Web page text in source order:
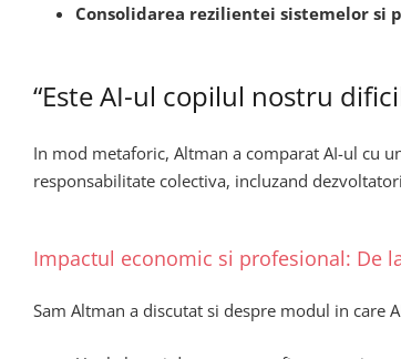
Consolidarea rezilientei sistemelor si
“Este AI-ul copilul nostru
In mod metaforic, Altman a comparat AI-ul cu
responsabilitate colectiva, incluzand
Impactul economic si profesional: De
Sam Altman a discutat si despre modul in care